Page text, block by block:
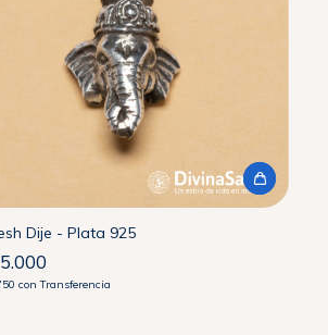
Dije - Plata 925
con Transferencia